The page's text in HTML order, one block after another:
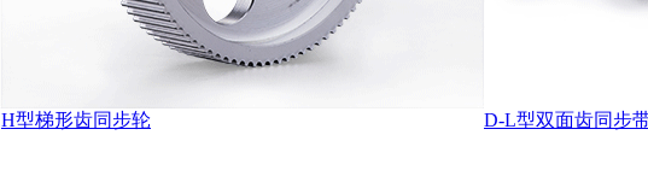
H型梯形齿同步轮 D-L型双面齿同步